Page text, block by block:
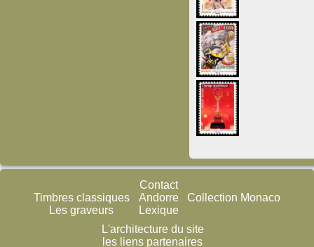
Timbres classiques
Les graveurs
Contact
Andorre
Lexique
Collection Monaco
L'architecture du site
les liens partenaires